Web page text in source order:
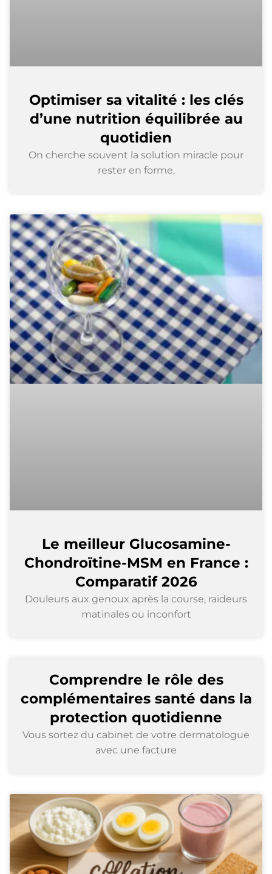
Optimiser sa vitalité : les clés
d’une nutrition équilibrée au
quotidien
On cherche souvent la solution miracle pour
rester en forme,
Le meilleur Glucosamine-
Chondroïtine-MSM en France :
Comparatif 2026
Douleurs aux genoux après la course, raideurs
matinales ou inconfort
Comprendre le rôle des
complémentaires santé dans la
protection quotidienne
Vous sortez du cabinet de votre dermatologue
avec une facture